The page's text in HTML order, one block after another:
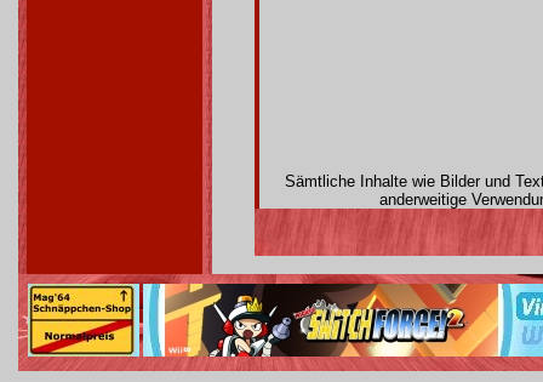
Sämtliche Inhalte wie Bilder und
anderweitige